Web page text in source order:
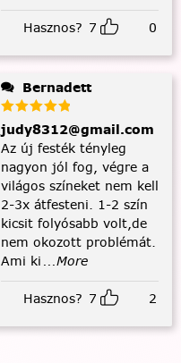
Hasznos? 7 0
Bernadett
judy8312@gmail.com
Az új festék tényleg
nagyon jól fog, végre a
világos színeket nem kell
2-3x átfesteni. 1-2 szín
kicsit folyósabb volt,de
nem okozott problémát.
Ami ki ...More
Hasznos? 7 2